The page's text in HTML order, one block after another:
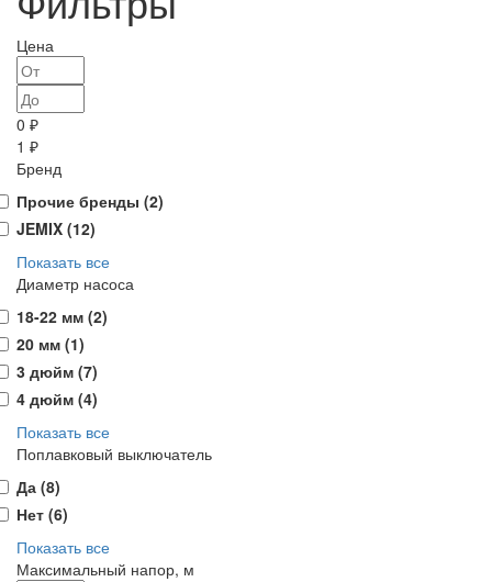
Цена
0 ₽
1 ₽
Бренд
Прочие бренды (2)
JEMIX (12)
Показать все
Диаметр насоса
18-22 мм (2)
20 мм (1)
3 дюйм (7)
4 дюйм (4)
Показать все
Поплавковый выключатель
Да (8)
Нет (6)
Показать все
Максимальный напор, м